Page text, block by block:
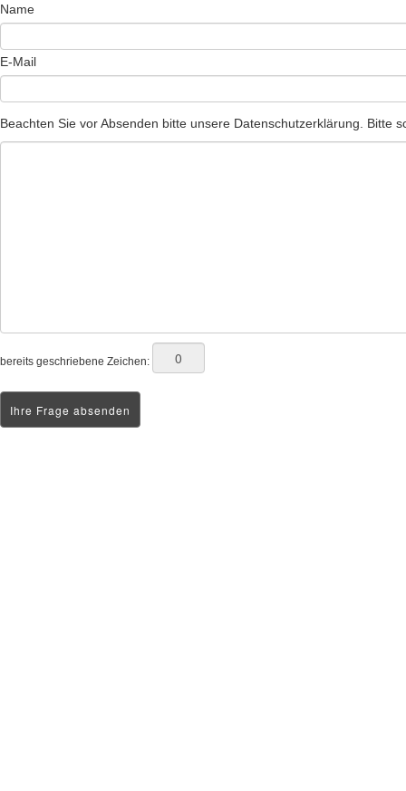
Name
E-Mail
Beachten Sie vor Absenden bitte unsere Datenschutzerklärung. Bitte
bereits geschriebene Zeichen: